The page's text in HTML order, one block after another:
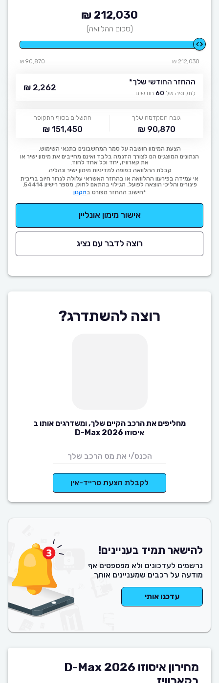
212,030 ₪
(סכום ההלוואה)
212,030 ₪
90,870 ₪
ההחזר החודשי שלך*
לתקופה של 60 חודשים
2,262 ₪
גובה המקדמה שלך
90,870 ₪
התשלום בסוף התקופה
151,450 ₪
הצעת המימון חושבה על סמך המחשבונים בתנאי השימוש.
הנתונים המוצגים הם לצורך הדגמה בלבד ואינם מחייבים את מימון ישיר או
את קארוויז, יחד וכל אחד לחוד.
קבלת ההלוואה כפופה למדיניות מימון ישיר ונהליה.
אי עמידה בפירעון ההלוואה או בהחזר האשראי עלולה לגרור חיוב בריבית
פיגורים והליכי הוצאה לפועל. הגילוי בהתאם לחוק. מספר רישיון 54414.
*חישוב ההחזר מפורט בתקנון
אישור מימון אונליין
רוצה לדבר עם נציג
רוצה להשתדרג?
מחליפים את הרכב הקיים שלך, ומשדרגים אותו ב
איסוזו D-Max 2026
לקבלת הצעת טרייד-אין
להישאר תמיד בעניינים!
נרשמים לעדכונים ולא מפספסים אף
מודעה על רכבים שמעניינים אותך
עדכנו אותי
מחירון איסוזו D-Max 2026